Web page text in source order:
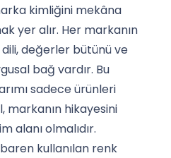
kimliğini mekâna
yer alır. Her markanın
değerler bütünü ve
bağ vardır. Bu
sadece ürünleri
markanın hikayesini
alanı olmalıdır.
kullanılan renk